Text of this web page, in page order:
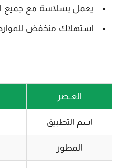
يعمل بسلاسة مع جميع
استهلاك منخفض
العنصر
اسم التطبيق
المطور